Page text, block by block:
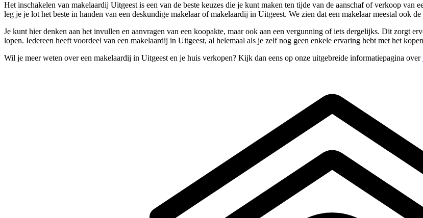
Het inschakelen van makelaardij Uitgeest is een van de beste keuzes die je kunt maken ten tijde van de aanschaf of verkoop
leg je je lot het beste in handen van een deskundige makelaar of makelaardij in Uitgeest. We zien dat een makelaar meestal ook
Je kunt hier denken aan het invullen en aanvragen van een koopakte, maar ook aan een vergunning of iets dergelijks. Dit zorgt
lopen. Iedereen heeft voordeel van een makelaardij in Uitgeest, al helemaal als je zelf nog geen enkele ervaring hebt met het
Wil je meer weten over een makelaardij in Uitgeest en je huis verkopen? Kijk dan eens op onze uitgebreide informatiepagina over